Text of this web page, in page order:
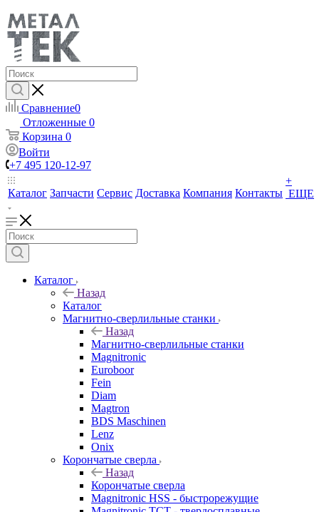
Сравнение0
Отложенные 0
Корзина 0
Войти
+7 495 120-12-97
Каталог Запчасти Сервис Доставка Компания Контакты
+
ЕЩЕ
Каталог
Назад
Каталог
Магнитно-сверлильные станки
Назад
Магнитно-сверлильные станки
Magnitronic
Euroboor
Fein
Diam
Magtron
BDS Maschinen
Lenz
Onix
Корончатые сверла
Назад
Корончатые сверла
Magnitronic HSS - быстрорежущие